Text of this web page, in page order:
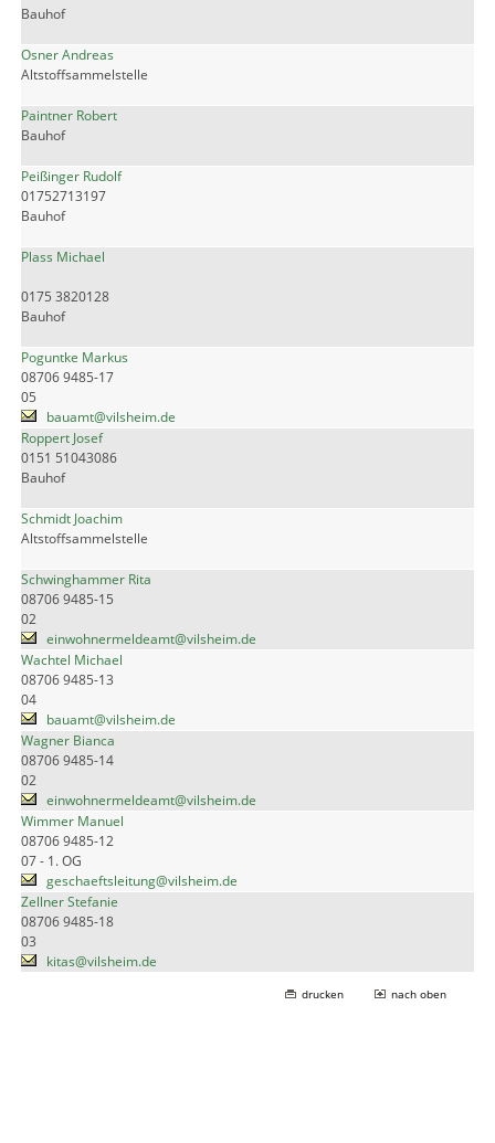
Bauhof
Osner Andreas
Altstoffsammelstelle
Paintner Robert
Bauhof
Peißinger Rudolf
01752713197
Bauhof
Plass Michael
0175 3820128
Bauhof
Poguntke Markus
08706 9485-17
05
bauamt@vilsheim.de
Roppert Josef
0151 51043086
Bauhof
Schmidt Joachim
Altstoffsammelstelle
Schwinghammer Rita
08706 9485-15
02
einwohnermeldeamt@vilsheim.de
Wachtel Michael
08706 9485-13
04
bauamt@vilsheim.de
Wagner Bianca
08706 9485-14
02
einwohnermeldeamt@vilsheim.de
Wimmer Manuel
08706 9485-12
07 - 1. OG
geschaeftsleitung@vilsheim.de
Zellner Stefanie
08706 9485-18
03
kitas@vilsheim.de
drucken nach oben